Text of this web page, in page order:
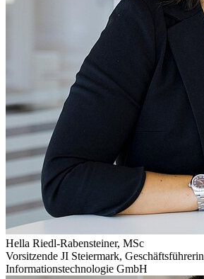
Hella Riedl-Rabensteiner, MSc
Vorsitzende JI Steiermark, Geschäftsführerin
Informationstechnologie GmbH